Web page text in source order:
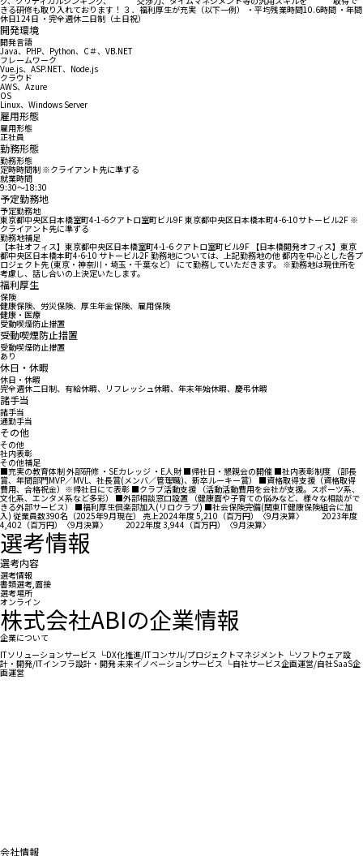
きる研修も取り入れております！ ３．福利厚生が充実（以下一例） ・平均残業時間10.6時間 ・年間
休日124日 ・完全週休二日制（土日祝）
開発環境
開発言語
Java、PHP、Python、C＃、VB.NET
フレームワーク
Vue.js、ASP.NET、Node.js
クラウド
AWS、Azure
OS
Linux、Windows Server
雇用形態
雇用形態
正社員
勤務形態
勤務形態
定時時間制 ※クライアント先に準ずる
就業時間
9:30〜18:30
予定勤務地
予定勤務地
東京都中央区日本橋室町4-1-6クアトロ室町ビル9F 東京都中央区日本橋本町4-6-10サトービル2F ※
クライアント先に準ずる
勤務地補足
【本社オフィス】東京都中央区日本橋室町4-1-6 クアトロ室町ビル9F 【日本橋開発オフィス】東京
都中央区日本橋本町4-6-10 サトービル2F 勤務地については、上記勤務地の他 都内を中心とした各プ
ロジェクト先 (東京・神奈川・埼玉・千葉など） にて勤務していただきます。 ※勤務地は現住所を
考慮し、話し合いの上決定いたします。
福利厚生
保険
健康保険、労災保険、厚生年金保険、雇用保険
健康・医療
受動喫煙防止措置
受動喫煙防止措置
受動喫煙防止措置
あり
休日・休暇
休日・休暇
完全週休二日制、有給休暇、リフレッシュ休暇、年末年始休暇、慶弔休暇
諸手当
諸手当
通勤手当
その他
その他
社内表彰
その他補足
■充実の教育体制 外部研修 ・SEカレッジ ・E人財 ■帰社日・懇親会の開催 ■社内表彰制度 （部長
賞、年間部門MVP／MVL、社長賞(メンバ／管理職)、新卒ルーキー賞） ■資格取得支援（資格取得
費用、合格祝金）※帰社日にて表彰 ■クラブ活動支援 （活動活動費用を会社が支援。スポーツ系、
文化系、エンタメ系など多彩） ■外部相談窓口設置 （健康面や子育ての悩みなど、様々な相談がで
きる外部サービス） ■福利厚生倶楽部加入(リロクラブ) ■社会保険完備(関東IT健康保険組合に加
入) 従業員数390名（2025年9月現在） 売上2024年度 5,210（百万円）〈9月決算〉 2023年度
4,402（百万円）〈9月決算〉 2022年度 3,944（百万円）〈9月決算〉
選考情報
選考内容
選考情報
書類選考,面接
選考場所
オンライン
株式会社ABIの企業情報
企業について
ITソリューションサービス └DX化推進/ITコンサル/プロジェクトマネジメント └ソフトウェア設
計・開発/ITインフラ設計・開発 未来イノベーションサービス └自社サービス企画運営/自社SaaS企
画運営
会社情報